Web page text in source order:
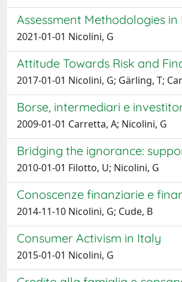
Assessment Methodologies
2021-01-01 Nicolini, G
Attitude Towards Risk and
2017-01-01 Nicolini, G; Gärling, T;
Borse, intermediari e
2009-01-01 Carretta, A; Nicolini, G
Bridging the ignorance:
2010-01-01 Filotto, U; Nicolini, G
Conoscenze finanziarie e
2014-11-10 Nicolini, G; Cude, B
Consumer Activism in Italy
2015-01-01 Nicolini, G